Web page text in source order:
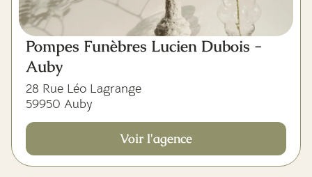
Pompes Funèbres Lucien Dubois -
Auby
28 Rue Léo Lagrange
59950 Auby
Voir l'agence